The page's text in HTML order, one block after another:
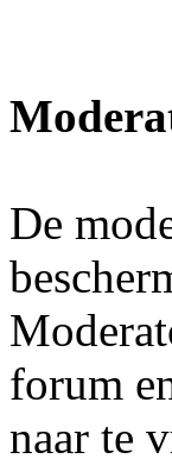
De
forum
naar te